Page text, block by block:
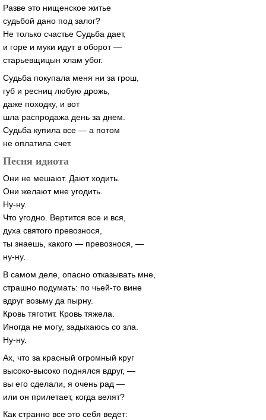
Разве это нищенское житье
судьбой дано под залог?
Не только счастье Судьба дает,
и горе и муки идут в оборот —
старьевщицын хлам убог.
Судьба покупала меня ни за грош,
губ и ресниц любую дрожь,
даже походку, и вот
шла распродажа день за днем.
Судьба купила все — а потом
не оплатила счет.
Песня идиота
Они не мешают. Дают ходить.
Они желают мне угодить.
Ну-ну.
Что угодно. Вертится все и вся,
духа святого превознося,
ты знаешь, какого — превознося, —
ну-ну.
В самом деле, опасно отказывать мне,
страшно подумать: по чьей-то вине
вдруг возьму да пырну.
Кровь тяготит. Кровь тяжела.
Иногда не могу, задыхаюсь со зла.
Ну-ну.
Ах, что за красный огромный круг
высоко-высоко поднялся вдруг, —
вы его сделали, я очень рад —
или он прилетает, когда велят?
Как странно все это себя ведет: